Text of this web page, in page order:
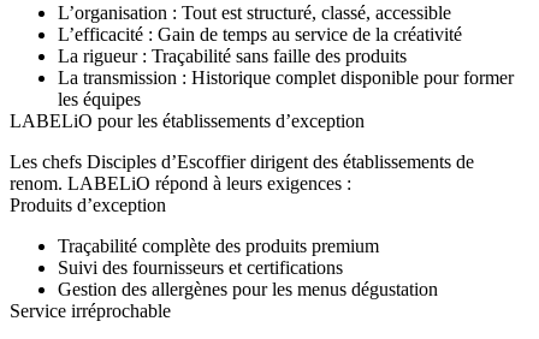
L’organisation : Tout est structuré, classé, accessible
L’efficacité : Gain de temps au service de la créativité
La rigueur: Traçabilité sans faille des produits
La transmission : Historique complet disponible pour former
les équipes
LABELiO pour les établissements d’exception
Les chefs Disciples d’Escoffier dirigent des établissements de
renom. LABELiO répond à leurs exigences :
Produits d’exception
Traçabilité complète des produits premium
Suivi des fournisseurs et certifications
Gestion des allergènes pour les menus dégustation
Service irréprochable